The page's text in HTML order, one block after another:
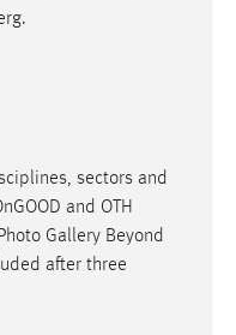
sectors and
and OTH
Gallery Beyond
after three